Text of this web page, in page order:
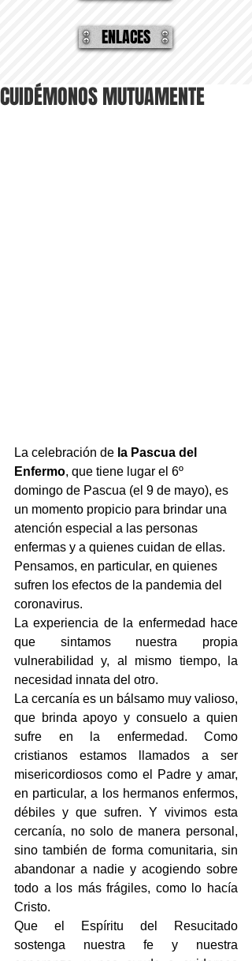
ENLACES
CUIDÉMONOS MUTUAMENTE
La celebración de la Pascua del
Enfermo, que tiene lugar el 6º
domingo de Pascua (el 9 de mayo), es
un momento propicio para brindar una
atención especial a las personas
enfermas y a quienes cuidan de ellas.
Pensamos, en particular, en quienes
sufren los efectos de la pandemia del
coronavirus.
La experiencia de la enfermedad hace
que sintamos nuestra propia
vulnerabilidad y, al mismo tiempo, la
necesidad innata del otro.
La cercanía es un bálsamo muy valioso,
que brinda apoyo y consuelo a quien
sufre en la enfermedad. Como
cristianos estamos llamados a ser
misericordiosos como el Padre y amar,
en particular, a los hermanos enfermos,
débiles y que sufren. Y vivimos esta
cercanía, no solo de manera personal,
sino también de forma comunitaria, sin
abandonar a nadie y acogiendo sobre
todo a los más frágiles, como lo hacía
Cristo.
Que el Espíritu del Resucitado
sostenga nuestra fe y nuestra